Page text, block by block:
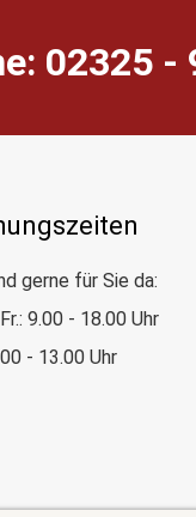
02325 -
gerne für Sie da:
9.00 - 18.00 Uhr
- 13.00 Uhr